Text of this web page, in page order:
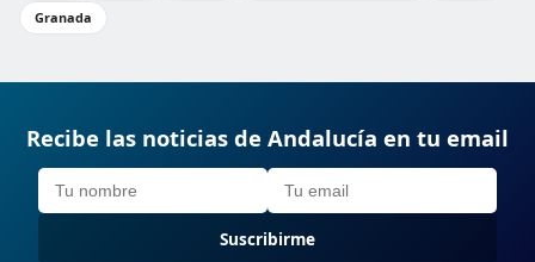
Granada
Recibe las noticias de Andalucía en tu email
Suscribirme